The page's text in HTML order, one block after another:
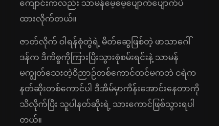
ကျောင်းကလည်း သာမန်မေ့မေ့ပျောက်ပျောက်ပဲ
ထားလိုက်တယ်။
ဇာတ်လိုက် ဝါရန်စုံတွဲရဲ့ မိတ်ဆွေဖြစ်တဲ့ ဖာသာဂေါ်
ဒန်က ဒီကိစ္စကိုကြားပြီးသွားစုံစမ်းရင်းနဲ့ သာမန်
မကျွတ်သေးတဲ့ဝိဉာာဉ်တစ်ကောင်တင်မကဘဲ ငရဲက
နတ်ဆိုးတစ်ကောင်ပါ ဒီအိမ်မှာကိန်းအောင်းနေတာကို
သိလိုက်ပြီး သူပါနတ်ဆိုးရဲ့ သားကောင်ဖြစ်သွားရပါ
တယ်။